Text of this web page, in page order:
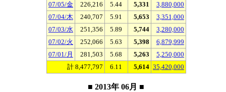
07/05/金
226,216 5.44 5,331
3,880,000
07/04/木
240,707 5.91 5,653
3,351,000
07/03/水
251,356 5.89 5,744
3,280,000
07/02/火
252,066 5.63 5,398
6,879,999
07/01/月
281,503 5.68 5,263
5,250,000
計 8,477,797
6.11 5,614 35,420,000
■ 2013年 06月 ■